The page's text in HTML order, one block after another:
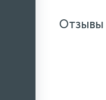
Отзывы